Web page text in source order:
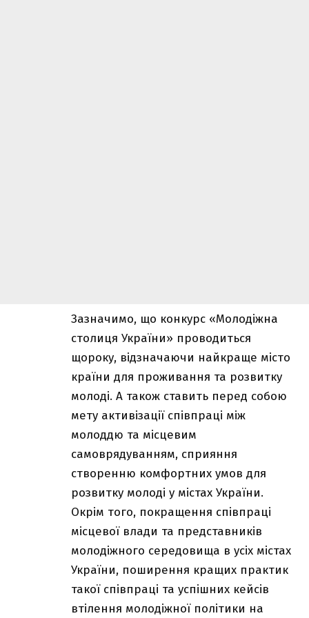
Зазначимо, що конкурс «Молодіжна
столиця України» проводиться
щороку, відзначаючи найкраще місто
країни для проживання та розвитку
молоді. А також ставить перед собою
мету активізації співпраці між
молоддю та місцевим
самоврядуванням, сприяння
створенню комфортних умов для
розвитку молоді у містах України.
Окрім того, покращення співпраці
місцевої влади та представників
молодіжного середовища в усіх містах
України, поширення кращих практик
такої співпраці та успішних кейсів
втілення молодіжної політики на